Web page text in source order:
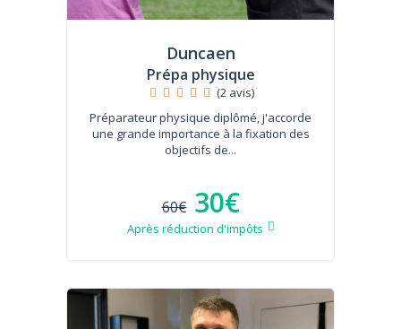
Duncaen
Prépa physique
(2 avis)
Préparateur physique diplômé, j'accorde
une grande importance à la fixation des
objectifs de...
60€ 30€
Après réduction d'impôts